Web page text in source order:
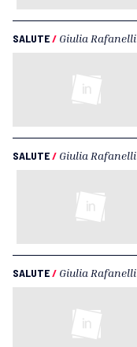
SALUTE/ Giulia Rafanelli
SALUTE/ Giulia Rafanelli
SALUTE/ Giulia Rafanelli